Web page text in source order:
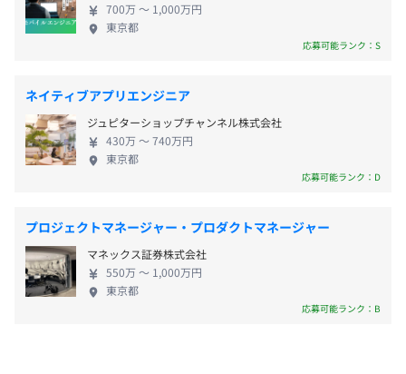
研究開発責任者。手ブレ補正技術、画像認識技術
・2012年、トライグルを共同設立、CTO。家電管理アプ
リ「トリセツ」など
・2024年に当社創業
・現在は代表者とSEの2名体制で開発をおこなっていま
す。
・開発プロジェクト規模に応じて、国内の協力会社、オフ
昇給査定：年1回（4月）
社会保険完備（健康保険〈協会けんぽ保険組合加入〉・厚
生年金保険、雇用保険・労災保険）
無期雇用
700万 〜 1,000万円
東京都
応募可能ランク：S
ネイティブアプリエンジニア
ジュピターショップチャンネル株式会社
430万 〜 740万円
東京都
応募可能ランク：D
プロジェクトマネージャー・プロダクトマネージャー
マネックス証券株式会社
550万 〜 1,000万円
東京都
応募可能ランク：B